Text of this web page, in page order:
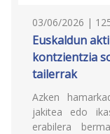
03/06/2026 |
Euskaldun
kontzientzia
tailerrak
Azken
jakitea edo
erabilera